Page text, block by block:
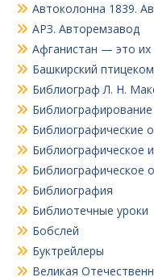
Автоколонна 1839.
АРЗ. Авторемзавод
Афганистан — это их
Башкирский
Библиограф Л. Н.
Библиографирование
Библиографические
Библиографическое
Библиографическое
Библиография
Библиотечные уроки
Бобслей
Буктрейлеры
Великая